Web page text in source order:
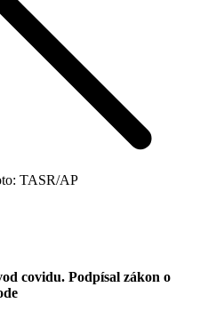
TASR/AP
covidu. Podpísal zákon o